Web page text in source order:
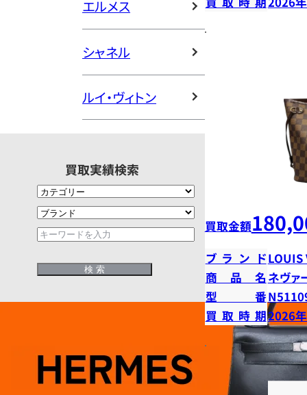
エルメス
シャネル
ルイ・ヴィトン
買取実績検索
買取金額
ブランドLOUIS
商品名 ネヴァ
型番
買取時期2026